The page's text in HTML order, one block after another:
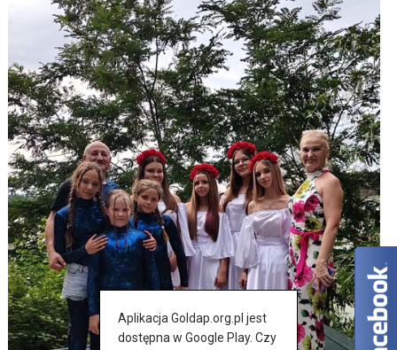
Aplikacja Goldap.org.pl jest
dostępna w Google Play. Czy